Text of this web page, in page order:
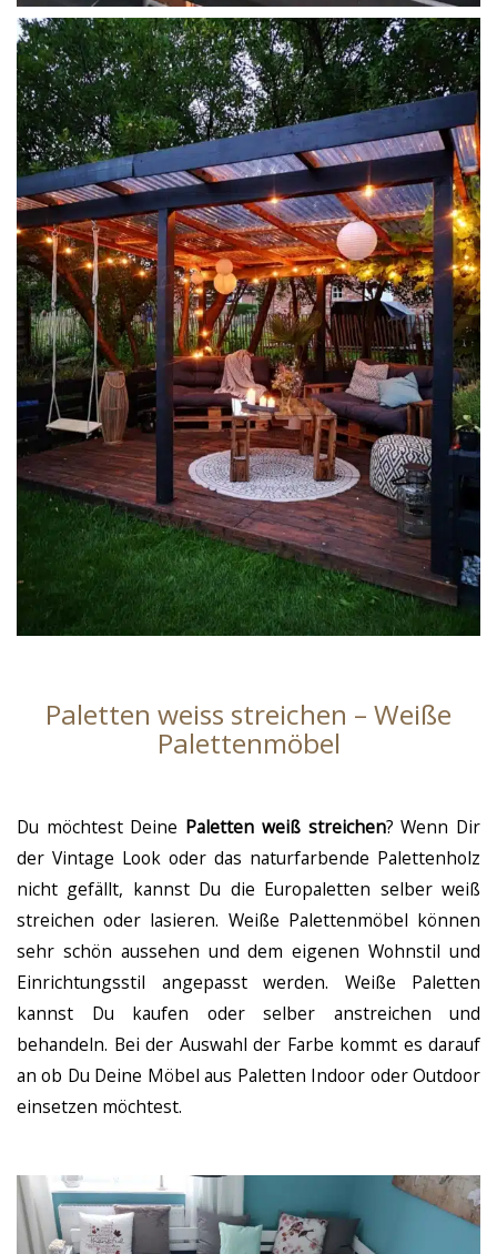
Paletten weiss streichen – Weiße
Palettenmöbel
Du möchtest Deine Paletten weiß streichen? Wenn Dir
der Vintage Look oder das naturfarbende Palettenholz
nicht gefällt, kannst Du die Europaletten selber weiß
streichen oder lasieren. Weiße Palettenmöbel können
sehr schön aussehen und dem eigenen Wohnstil und
Einrichtungsstil angepasst werden. Weiße Paletten
kannst Du kaufen oder selber anstreichen und
behandeln. Bei der Auswahl der Farbe kommt es darauf
an ob Du Deine Möbel aus Paletten Indoor oder Outdoor
einsetzen möchtest.